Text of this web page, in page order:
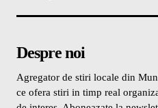
Despre noi
Agregator de stiri locale din
ce ofera stiri in timp real